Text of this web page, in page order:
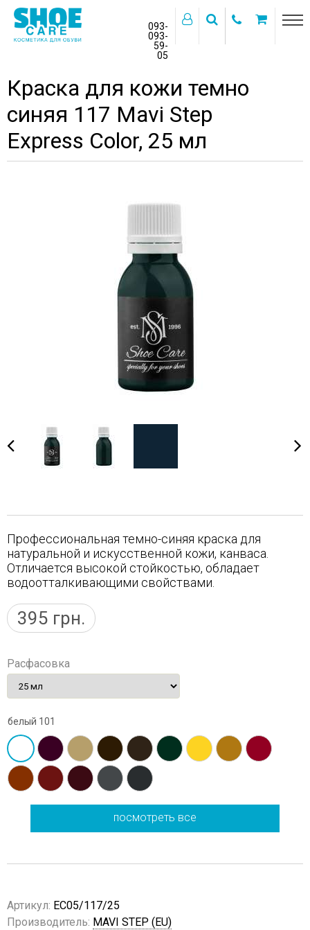
093-
093-
59-
05
Краска для кожи темно
синяя 117 Mavi Step
Express Color, 25 мл
Профессиональная темно-синяя краска для
натуральной и искусственной кожи, канваса.
Отличается высокой стойкостью, обладает
водоотталкивающими свойствами.
395 грн.
Расфасовка
белый 101
посмотреть все
Артикул: EC05/117/25
Производитель: MAVI STEP (EU)